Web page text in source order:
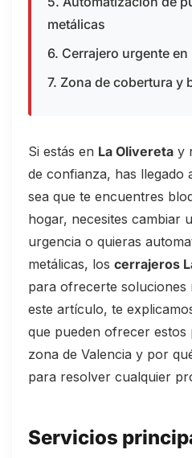
metálicas
6. Cerrajero urgente en
7. Zona de cobertura y
Si estás en La Olivereta y
de confianza, has llegado
sea que te encuentres
hogar, necesites cambiar
urgencia o quieras
metálicas, los cerrajeros
para ofrecerte soluciones
este artículo, te
que pueden ofrecer estos
zona de Valencia y por
para resolver cualquier
Servicios